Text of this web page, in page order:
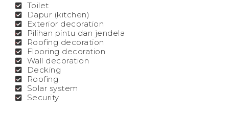
Toilet
Dapur (kitchen)
Exterior decoration
Pilihan pintu dan jendela
Roofing decoration
Flooring decoration
Wall decoration
Decking
Roofing
Solar system
Security